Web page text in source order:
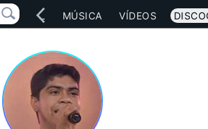
SOCIAL MÚSICA VÍDEOS